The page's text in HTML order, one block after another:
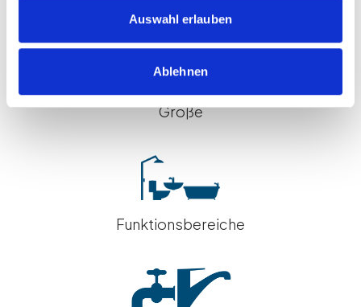
Auswahl erlauben
Ablehnen
Größe
Funktionsbereiche